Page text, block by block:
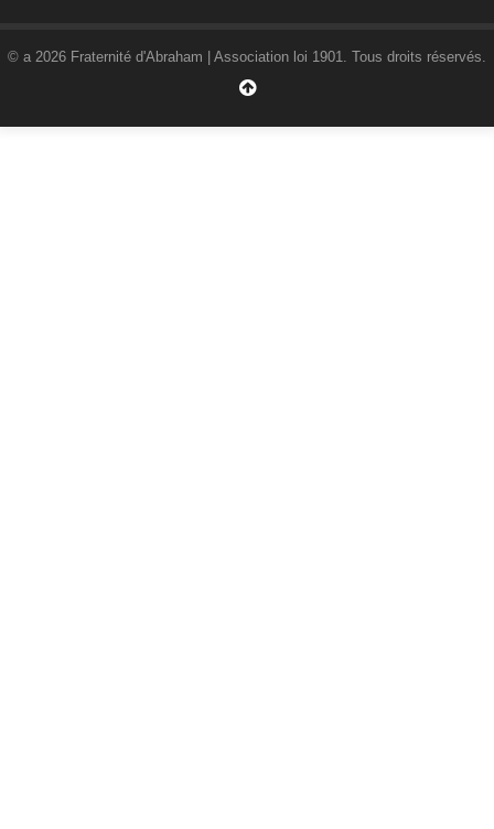
© a 2026 Fraternité d'Abraham | Association loi 1901. Tous droits réservés.